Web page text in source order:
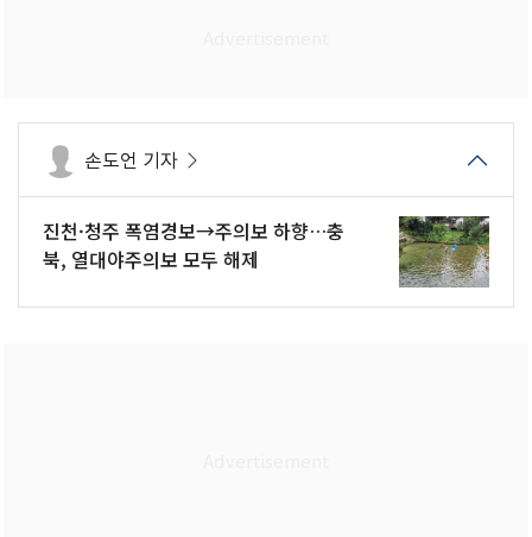
손도언 기자
진천·청주 폭염경보→주의보 하향…충
북, 열대야주의보 모두 해제